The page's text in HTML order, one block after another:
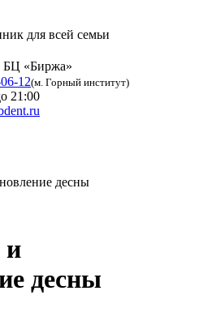
для всей семьи
БЦ «Биржа»
12(м. Горный институт)
21:00
десны
и
десны